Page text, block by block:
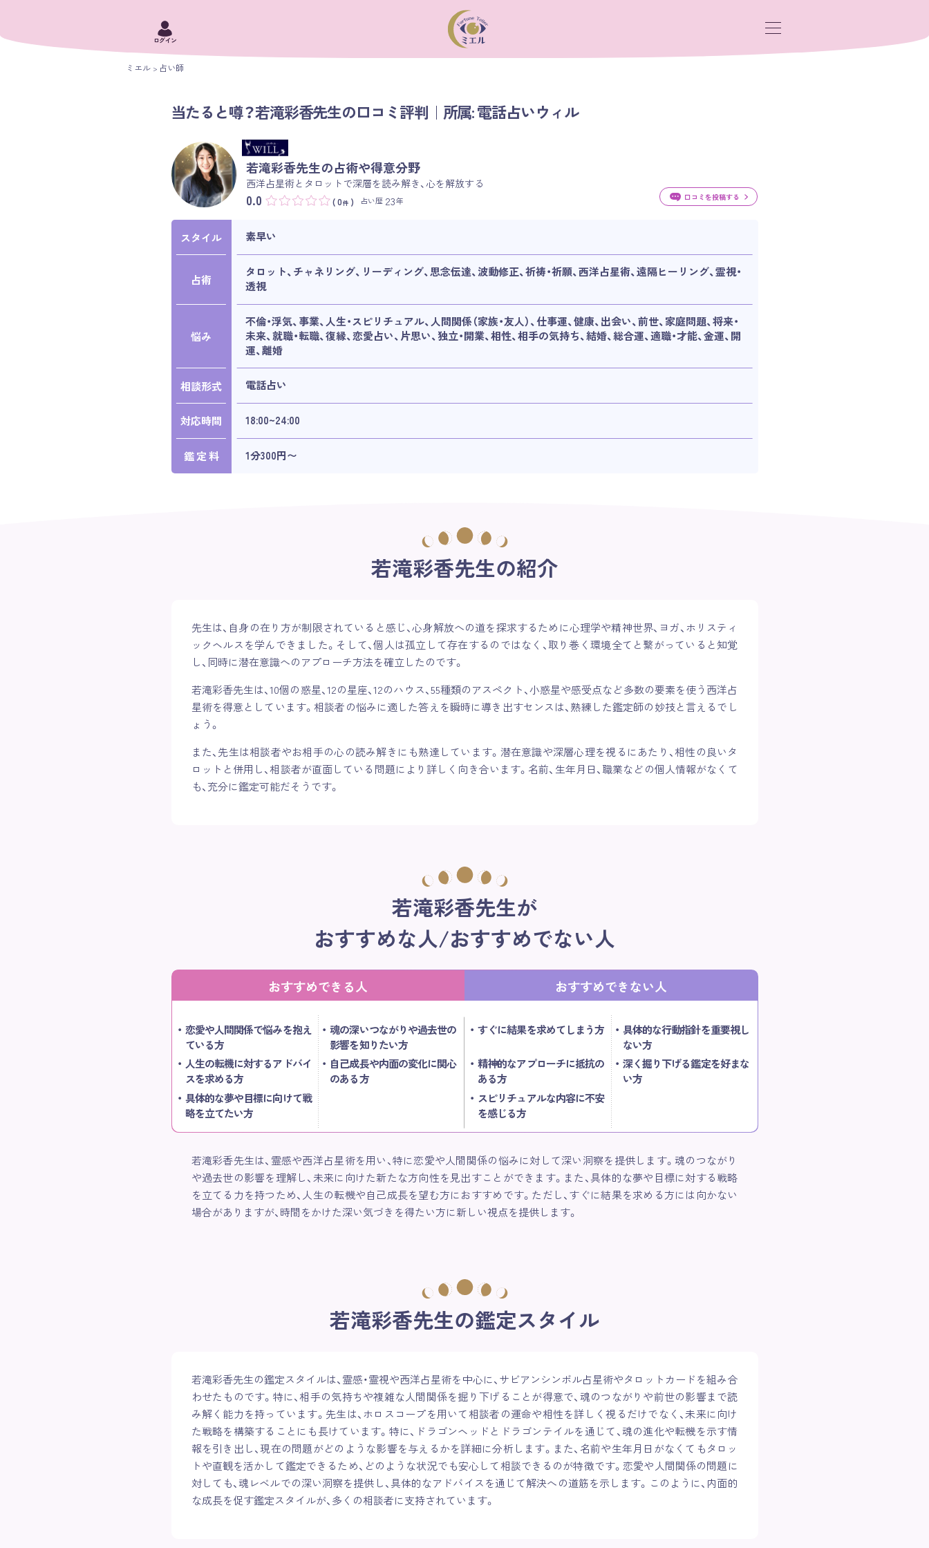
ログイン
ミエル 占い師
当たると噂？若滝彩香先生の口コミ評判｜所属: 電話占いウィル
若滝彩香先生の占術や得意分野
西洋占星術とタロットで深層を読み解き、心を解放する
0.0 ( 0件 ) 占い歴 23年 口コミを投稿する
スタイル 素早い
占術
タロット、チャネリング、リーディング、思念伝達、波動修正、祈祷・祈願、西洋占星術、遠隔ヒーリング、霊視・
透視
悩み
不倫・浮気、事業、人生・スピリチュアル、人間関係（家族・友人）、仕事運、健康、出会い、前世、家庭問題、将来・
未来、就職・転職、復縁、恋愛占い、片思い、独立・開業、相性、相手の気持ち、結婚、総合運、適職・才能、金運、開
運、離婚
相談形式 電話占い
対応時間 18:00~24:00
鑑 定 料 1分300円〜
若滝彩香先生の紹介
先生は、自身の在り方が制限されていると感じ、心身解放への道を探求するために心理学や精神世界、ヨガ、ホリスティ
ックヘルスを学んできました。そして、個人は孤立して存在するのではなく、取り巻く環境全てと繋がっていると知覚
し、同時に潜在意識へのアプローチ方法を確立したのです。
若滝彩香先生は、10個の惑星、12の星座、12のハウス、55種類のアスペクト、小惑星や感受点など多数の要素を使う西洋占
星術を得意としています。相談者の悩みに適した答えを瞬時に導き出すセンスは、熟練した鑑定師の妙技と言えるでし
ょう。
また、先生は相談者やお相手の心の読み解きにも熟達しています。潜在意識や深層心理を視るにあたり、相性の良いタ
ロットと併用し、相談者が直面している問題により詳しく向き合います。名前、生年月日、職業などの個人情報がなくて
も、充分に鑑定可能だそうです。
若滝彩香先生が
おすすめな人/おすすめでない人
おすすめできる人
恋愛や人間関係で悩みを抱え
ている方
魂の深いつながりや過去世の
影響を知りたい方
人生の転機に対するアドバイ
スを求める方
自己成長や内面の変化に関心
のある方
具体的な夢や目標に向けて戦
略を立てたい方
おすすめできない人
すぐに結果を求めてしまう方
具体的な行動指針を重要視し
ない方
精神的なアプローチに抵抗の
ある方
深く掘り下げる鑑定を好まな
い方
スピリチュアルな内容に不安
を感じる方
若滝彩香先生は、霊感や西洋占星術を用い、特に恋愛や人間関係の悩みに対して深い洞察を提供します。魂のつながり
や過去世の影響を理解し、未来に向けた新たな方向性を見出すことができます。また、具体的な夢や目標に対する戦略
を立てる力を持つため、人生の転機や自己成長を望む方におすすめです。ただし、すぐに結果を求める方には向かない
場合がありますが、時間をかけた深い気づきを得たい方に新しい視点を提供します。
若滝彩香先生の鑑定スタイル
若滝彩香先生の鑑定スタイルは、霊感・霊視や西洋占星術を中心に、サビアンシンボル占星術やタロットカードを組み合
わせたものです。特に、相手の気持ちや複雑な人間関係を掘り下げることが得意で、魂のつながりや前世の影響まで読
み解く能力を持っています。先生は、ホロスコープを用いて相談者の運命や相性を詳しく視るだけでなく、未来に向け
た戦略を構築することにも長けています。特に、ドラゴンヘッドとドラゴンテイルを通じて、魂の進化や転機を示す情
報を引き出し、現在の問題がどのような影響を与えるかを詳細に分析します。また、名前や生年月日がなくてもタロッ
トや直観を活かして鑑定できるため、どのような状況でも安心して相談できるのが特徴です。恋愛や人間関係の問題に
対しても、魂レベルでの深い洞察を提供し、具体的なアドバイスを通じて解決への道筋を示します。このように、内面的
な成長を促す鑑定スタイルが、多くの相談者に支持されています。